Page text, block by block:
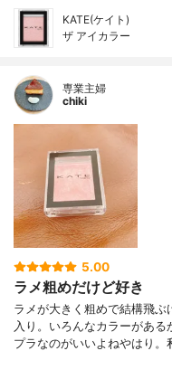
KATE(ケイト)
ザ アイカラー
専業主婦
chiki
5.00
ラメ粗めだけど好き
ラメが大きく粗めで結構飛
入り。いろんなカラーがあ
プラなのがいいよねやはり